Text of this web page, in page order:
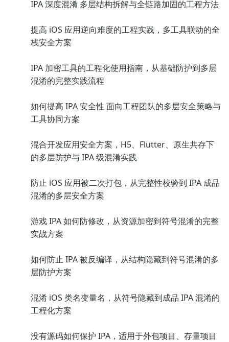
IPA 深度混淆 多层结构拆解与全链路加固的工程方法
提高 iOS 应用逆向难度的工程实践，多工具联动的全
栈安全方案
IPA 加密工具的工程化使用指南，从基础防护到多层
混淆的完整实践流程
如何提高 IPA 安全性 面向工程团队的多层安全策略与
工具协同方案
混合开发应用安全方案，H5、Flutter、原生共存下
的多层防护与 IPA 级混淆实践
防止 iOS 应用被二次打包，从完整性校验到 IPA 成品
混淆的多层安全方案
游戏 IPA 如何防修改，从资源加密到符号混淆的完整
实战方案
如何防止 IPA 被反编译，从结构隐藏到符号混淆的多
层防护方案
混淆 iOS 类名变量名，从符号隐藏到成品 IPA 混淆的
工程化方案
没有源码如何保护 IPA，适用于外包项目、存量项目